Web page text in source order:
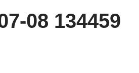
08 134459